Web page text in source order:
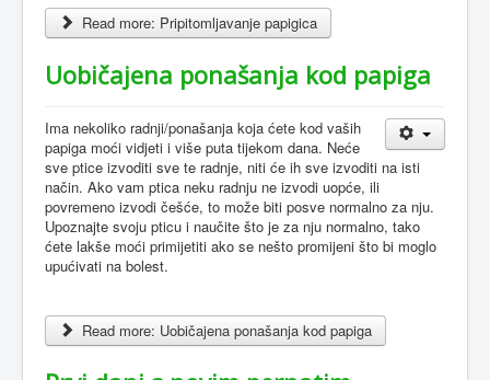
Read more: Pripitomljavanje papigica
Uobičajena ponašanja kod papiga
Ima nekoliko radnji/ponašanja koja ćete kod vaših
papiga moći vidjeti i više puta tijekom dana. Neće
sve ptice izvoditi sve te radnje, niti će ih sve izvoditi na isti
način. Ako vam ptica neku radnju ne izvodi uopće, ili
povremeno izvodi češće, to može biti posve normalno za nju.
Upoznajte svoju pticu i naučite što je za nju normalno, tako
ćete lakše moći primijetiti ako se nešto promijeni što bi moglo
upućivati na bolest.
Read more: Uobičajena ponašanja kod papiga